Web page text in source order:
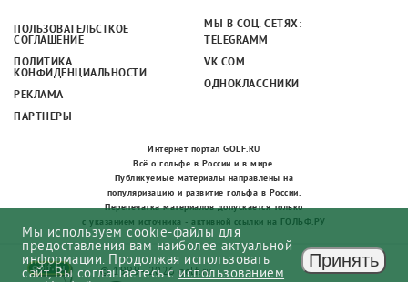
ПОЛЬЗОВАТЕЛЬСТКОЕ
СОГЛАШЕНИЕ
ПОЛИТИКА
КОНФИДЕНЦИАЛЬНОСТИ
РЕКЛАМА
ПАРТНЕРЫ
МЫ В СОЦ. СЕТЯХ:
TELEGRAMM
VK.COM
ОДНОКЛАССНИКИ
Интернет портал GOLF.RU
Всё о гольфе в России и в мире.
Публикуемые материалы направлены на
популяризацию и развитие гольфа в России.
Перепечатка материалов допускается только
с указанием источника - активной ссылки на ГОЛЬФ.РУ
© 1999–2026 golf.ru
Мы используем cookie-файлы для
предоставления вам наиболее актуальной
информации. Продолжая использовать
сайт, Вы соглашаетесь сиспользованием
Принять